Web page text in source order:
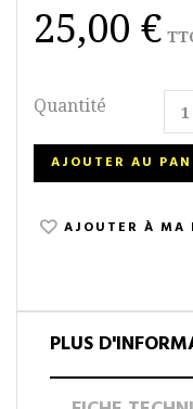
25,00 €
Quantité
AJOUTER AU
AJOUTER À MA
PLUS